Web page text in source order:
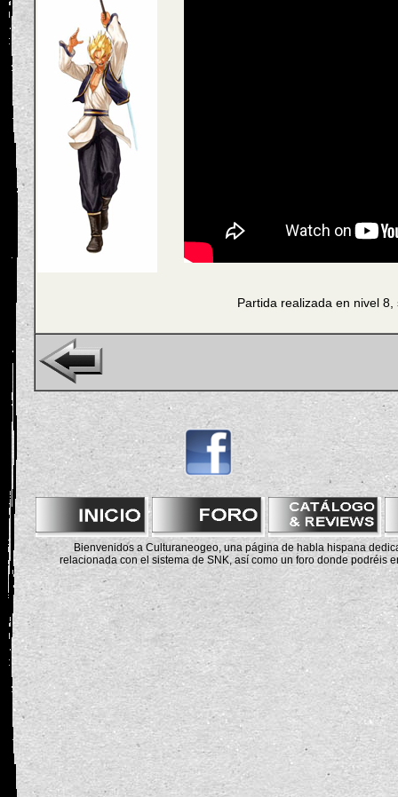
Partida realizada en nivel
Bienvenidos a Culturaneogeo, una página de habla hispana
relacionada con el sistema de SNK, así como un foro donde podréis